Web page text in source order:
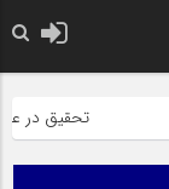
تحقیق در